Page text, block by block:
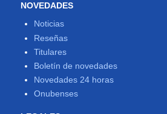
NOVEDADES
Noticias
Reseñas
Titulares
Boletín de novedades
Novedades 24 horas
Onubenses